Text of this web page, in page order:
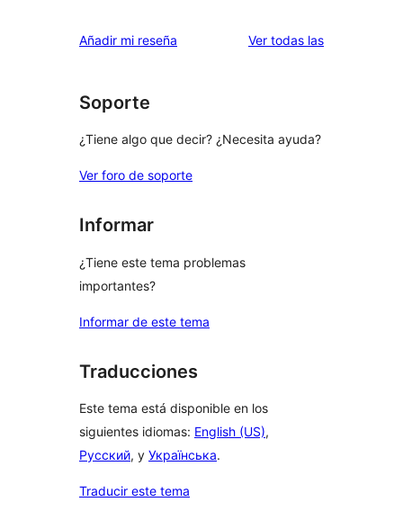
estrellas
de
Añadir mi reseña Ver todas lasvaloraciones
Soporte
¿Tiene algo que decir? ¿Necesita ayuda?
Ver foro de soporte
Informar
¿Tiene este tema problemas
importantes?
Informar de este tema
Traducciones
Este tema está disponible en los
siguientes idiomas: English (US),
Русский, y Українська.
Traducir este tema